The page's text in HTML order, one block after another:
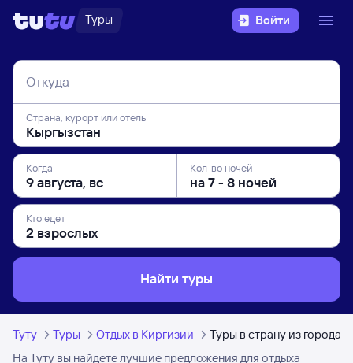
Туры Войти
Откуда
Страна, курорт или отель
Когда Кол-во ночей
Кто едет
Найти туры
Туту Туры Отдых в Киргизии
Туры в страну из города
На Туту вы найдете лучшие предложения для отдыха